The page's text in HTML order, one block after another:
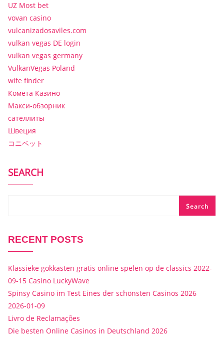
UZ Most bet
vovan casino
vulcanizadosaviles.com
vulkan vegas DE login
vulkan vegas germany
VulkanVegas Poland
wife finder
Комета Казино
Макси-обзорник
сателлиты
Швеция
コニベット
SEARCH
Search
RECENT POSTS
Klassieke gokkasten gratis online spelen op de classics 2022-
09-15 Casino LuckyWave
Spinsy Casino im Test Eines der schönsten Casinos 2026
2026-01-09
Livro de Reclamações
Die besten Online Casinos in Deutschland 2026